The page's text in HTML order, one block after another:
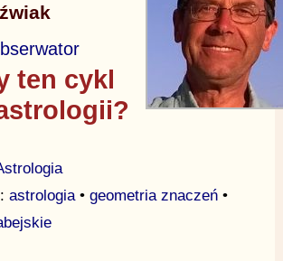
ten cykl
astrologia• geometria znaczeń•